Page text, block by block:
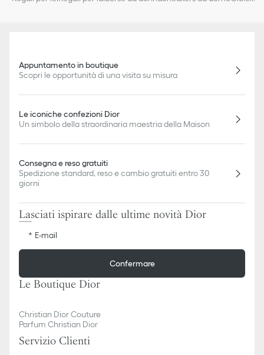
Appuntamento in boutique
Scopri le opportunità di una visita su misura
Le iconiche confezioni Dior
Un simbolo della straordinaria maestria della Maison
Consegna e reso gratuiti
Spedizione standard, reso e cambio gratuiti entro 30
giorni
Lasciati ispirare dalle ultime novità Dior
E-mail
Confermare
Le Boutique Dior
Christian Dior Couture
Parfum Christian Dior
Servizio Clienti